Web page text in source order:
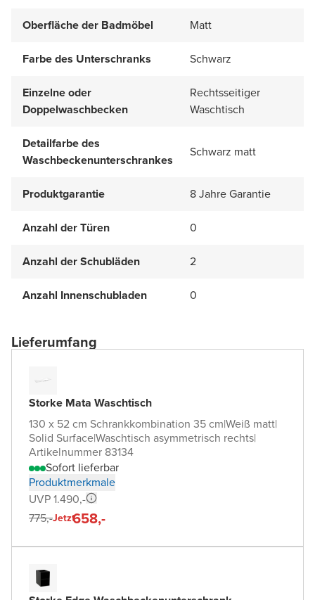
Oberfläche der Badmöbel Matt
Farbe des Unterschranks Schwarz
Einzelne oder
Doppelwaschbecken
Rechtsseitiger
Waschtisch
Detailfarbe des
Waschbeckenunterschrankes
Schwarz matt
Produktgarantie 8 Jahre Garantie
Anzahl der Türen 0
Anzahl der Schubläden 2
Anzahl Innenschubladen 0
Lieferumfang
Storke Mata Waschtisch
130 x 52 cm Schrankkombination 35 cm|Weiß matt|
Solid Surface|Waschtisch asymmetrisch rechts|
Artikelnummer 83134
Sofort lieferbar
Produktmerkmale
UVP 1.490,-
775,-Jetzt658,-